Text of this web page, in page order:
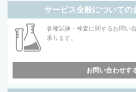
サービス全般についての
各種試験・検査に関するお問い
承ります。
お問い合わせす